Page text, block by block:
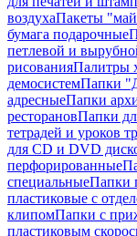
воздухаПакеты
бумага подарочные
петлевой и
рисованияПалитры
демосистемПапки
адресныеПапки
ресторановПапки
тетрадей и уроков
для CD и DVD
перфорированные
специальныеПапки
пластиковые с
клипомПапки с
пластиковым